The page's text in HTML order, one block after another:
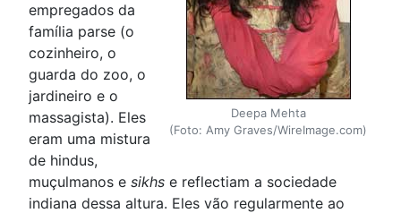
Deepa Mehta
(Foto: Amy Graves/WireImage.com)
empregados da
família parse (o
cozinheiro, o
guarda do zoo, o
jardineiro e o
massagista). Eles
eram uma mistura
de hindus,
muçulmanos e sikhs e reflectiam a sociedade
indiana dessa altura. Eles vão regularmente ao